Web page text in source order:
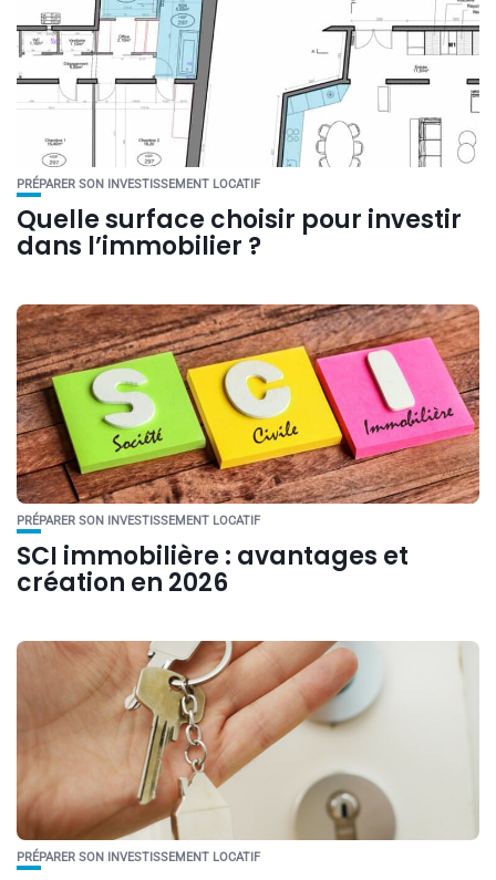
PRÉPARER SON INVESTISSEMENT LOCATIF
Quelle surface choisir pour investir
dans l’immobilier ?
PRÉPARER SON INVESTISSEMENT LOCATIF
SCI immobilière : avantages et
création en 2026
PRÉPARER SON INVESTISSEMENT LOCATIF